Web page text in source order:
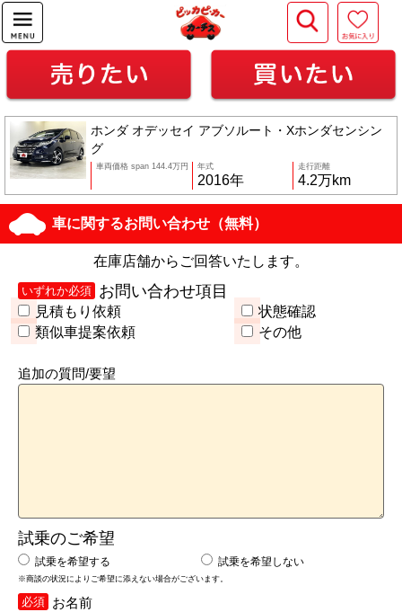
ホンダ オデッセイ アブソルート・Xホンダセンシン
グ
車両価格 span 144.4万円 年式
2016年
走行距離
4.2万km
車に関するお問い合わせ（無料）
在庫店舗からご回答いたします。
いずれか必須 お問い合わせ項目
見積もり依頼
状態確認
類似車提案依頼
その他
追加の質問/要望
試乗のご希望
試乗を希望する 試乗を希望しない
※商談の状況によりご希望に添えない場合がございます。
必須 お名前